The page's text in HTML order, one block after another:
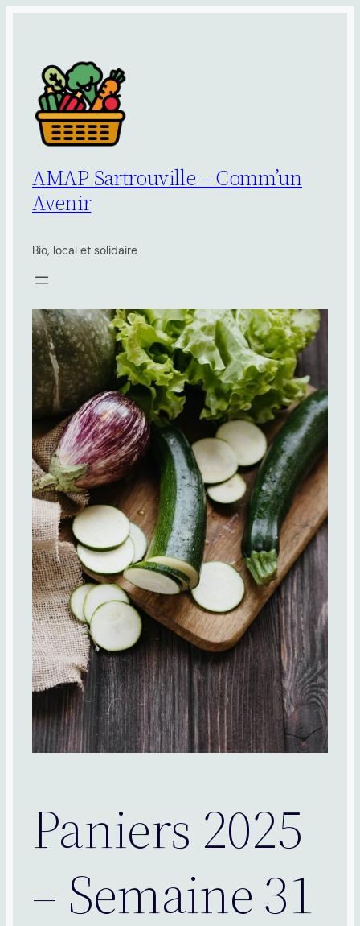
contenu
AMAP Sartrouville – Comm’un
Avenir
Bio, local et solidaire
Paniers 2025
– Semaine 31